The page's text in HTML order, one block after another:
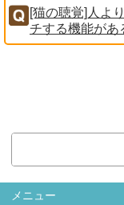
[猫の聴覚]人よ
チする機能があ
メニュー